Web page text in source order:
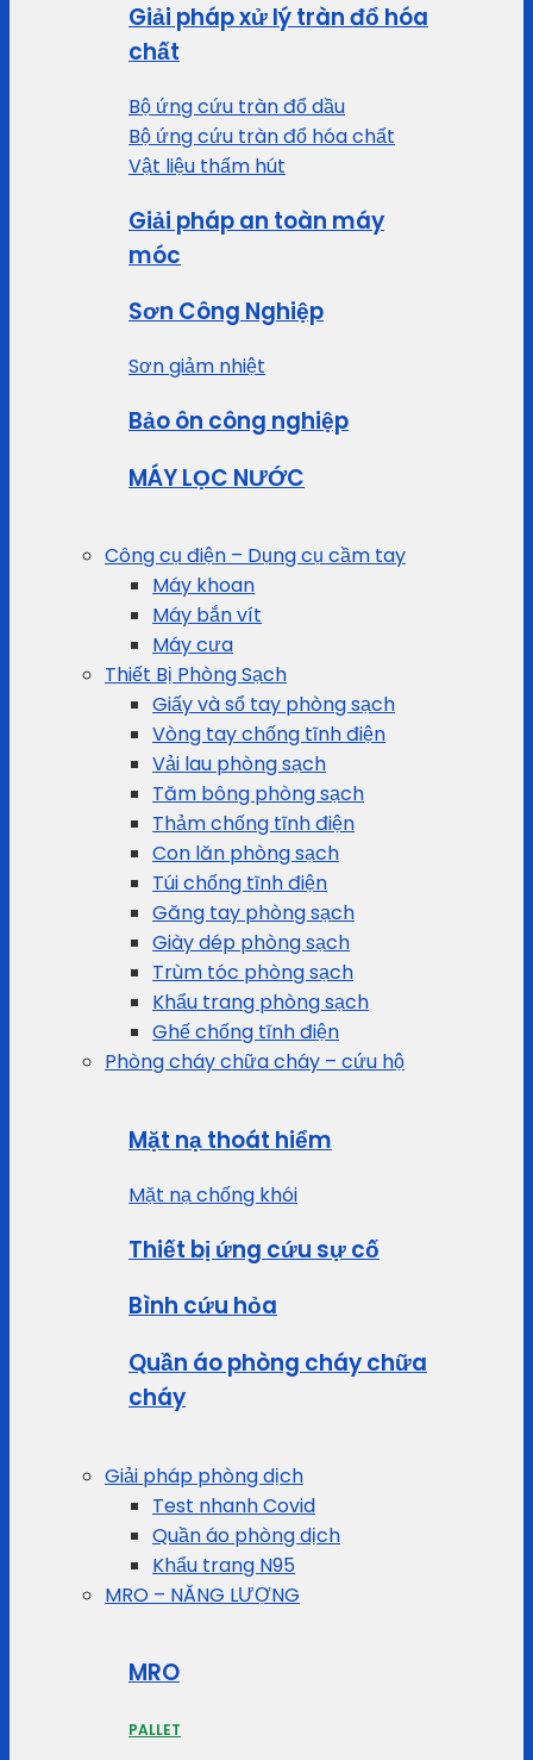
Giải pháp xử lý tràn đổ hóa
chất
Bộ ứng cứu tràn đổ dầu
Bộ ứng cứu tràn đổ hóa chất
Vật liệu thấm hút
Giải pháp an toàn máy
móc
Sơn Công Nghiệp
Sơn giảm nhiệt
Bảo ôn công nghiệp
MÁY LỌC NƯỚC
Công cụ điện – Dụng cụ cầm tay
Máy khoan
Máy bắn vít
Máy cưa
Thiết Bị Phòng Sạch
Giấy và sổ tay phòng sạch
Vòng tay chống tĩnh điện
Vải lau phòng sạch
Tăm bông phòng sạch
Thảm chống tĩnh điện
Con lăn phòng sạch
Túi chống tĩnh điện
Găng tay phòng sạch
Giày dép phòng sạch
Trùm tóc phòng sạch
Khẩu trang phòng sạch
Ghế chống tĩnh điện
Phòng cháy chữa cháy – cứu hộ
Mặt nạ thoát hiểm
Mặt nạ chống khói
Thiết bị ứng cứu sự cố
Bình cứu hỏa
Quần áo phòng cháy chữa
cháy
Giải pháp phòng dịch
Test nhanh Covid
Quần áo phòng dịch
Khẩu trang N95
MRO – NĂNG LƯỢNG
MRO
PALLET